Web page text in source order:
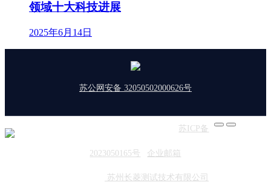
领域十大科技进展
2025年6月14日
苏公网安备 32050502000626号
苏ICP备
2023050165号 企业邮箱
苏州长菱测试技术有限公司